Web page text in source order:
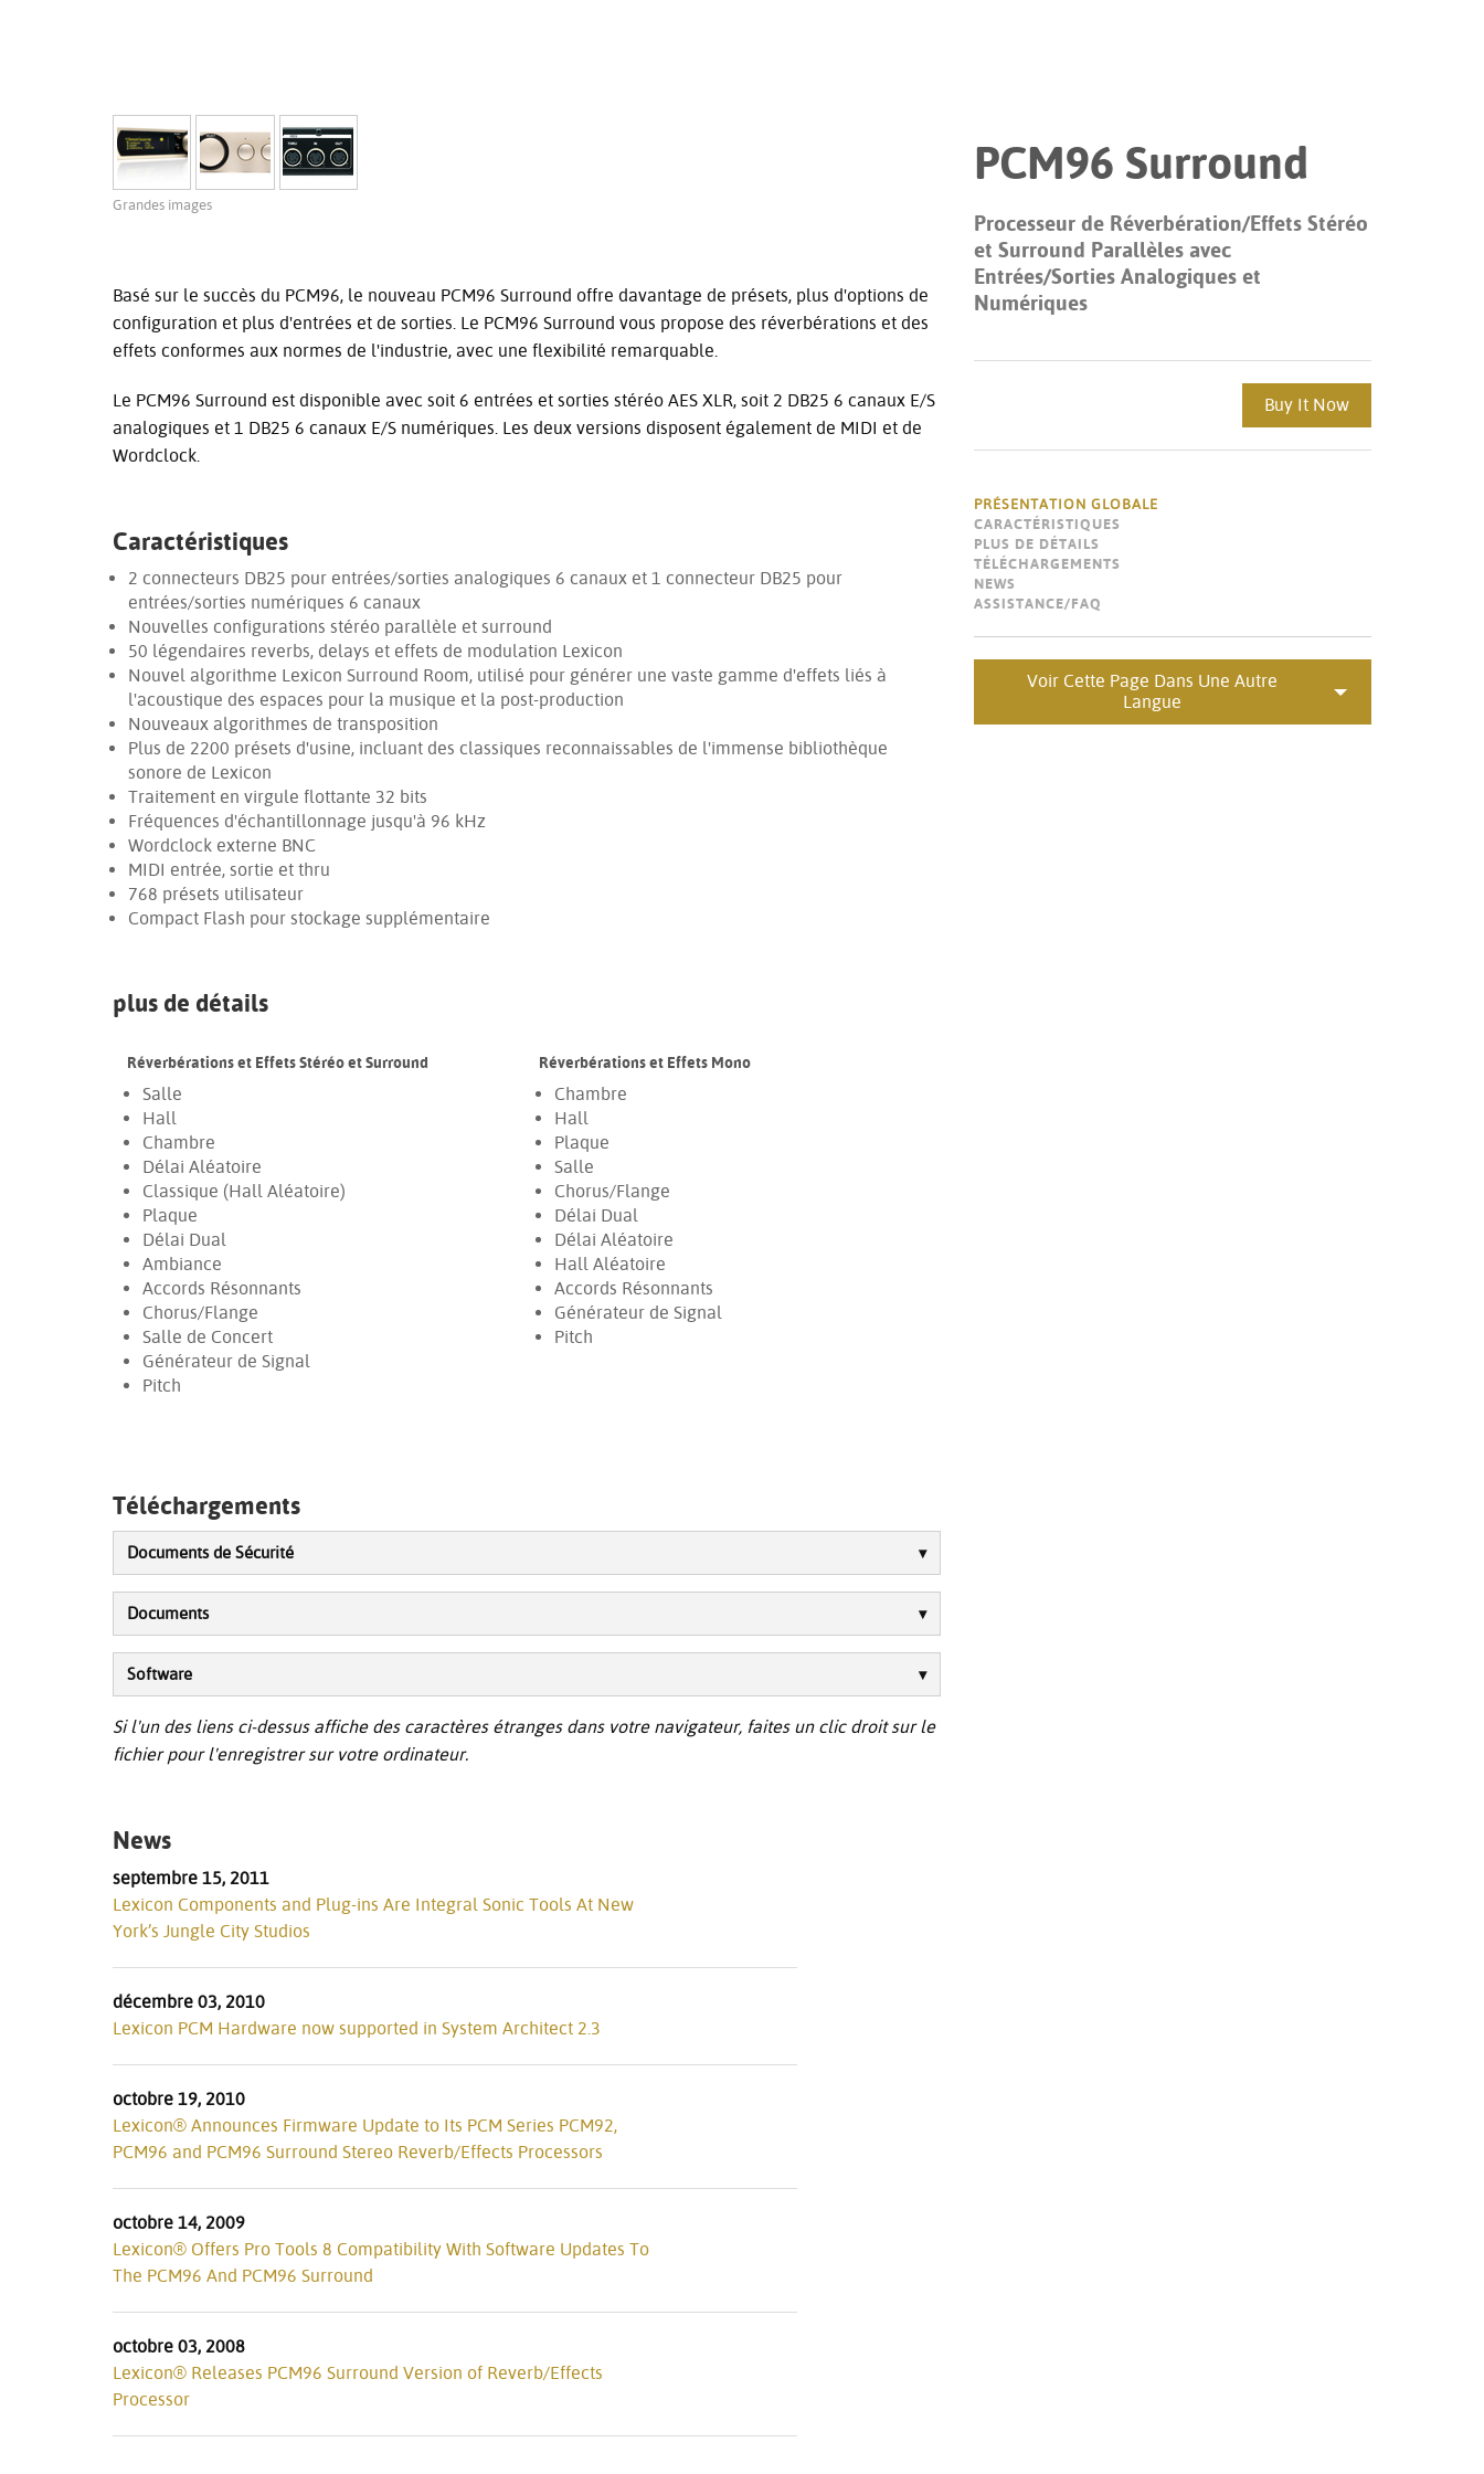
Grandes images
Basé sur le succès du PCM96, le nouveau PCM96 Surround offre davantage de présets, plus d'options de
configuration et plus d'entrées et de sorties. Le PCM96 Surround vous propose des réverbérations et des
effets conformes aux normes de l'industrie, avec une flexibilité remarquable.
Le PCM96 Surround est disponible avec soit 6 entrées et sorties stéréo AES XLR, soit 2 DB25 6 canaux E/S
analogiques et 1 DB25 6 canaux E/S numériques. Les deux versions disposent également de MIDI et de
Wordclock.
Caractéristiques
2 connecteurs DB25 pour entrées/sorties analogiques 6 canaux et 1 connecteur DB25 pour
entrées/sorties numériques 6 canaux
Nouvelles configurations stéréo parallèle et surround
50 légendaires reverbs, delays et effets de modulation Lexicon
Nouvel algorithme Lexicon Surround Room, utilisé pour générer une vaste gamme d'effets liés à
l'acoustique des espaces pour la musique et la post-production
Nouveaux algorithmes de transposition
Plus de 2200 présets d'usine, incluant des classiques reconnaissables de l'immense bibliothèque
sonore de Lexicon
Traitement en virgule flottante 32 bits
Fréquences d'échantillonnage jusqu'à 96 kHz
Wordclock externe BNC
MIDI entrée, sortie et thru
768 présets utilisateur
Compact Flash pour stockage supplémentaire
plus de détails
Réverbérations et Effets Stéréo et Surround
Salle
Hall
Chambre
Délai Aléatoire
Classique (Hall Aléatoire)
Plaque
Délai Dual
Ambiance
Accords Résonnants
Chorus/Flange
Salle de Concert
Générateur de Signal
Pitch
Réverbérations et Effets Mono
Chambre
Hall
Plaque
Salle
Chorus/Flange
Délai Dual
Délai Aléatoire
Hall Aléatoire
Accords Résonnants
Générateur de Signal
Pitch
Téléchargements
Documents de Sécurité
Documents
Software
Si l'un des liens ci-dessus affiche des caractères étranges dans votre navigateur, faites un clic droit sur le
fichier pour l'enregistrer sur votre ordinateur.
News
septembre 15, 2011
Lexicon Components and Plug-ins Are Integral Sonic Tools At New
York’s Jungle City Studios
décembre 03, 2010
Lexicon PCM Hardware now supported in System Architect 2.3
octobre 19, 2010
Lexicon® Announces Firmware Update to Its PCM Series PCM92,
PCM96 and PCM96 Surround Stereo Reverb/Effects Processors
octobre 14, 2009
Lexicon® Offers Pro Tools 8 Compatibility With Software Updates To
The PCM96 And PCM96 Surround
octobre 03, 2008
Lexicon® Releases PCM96 Surround Version of Reverb/Effects
Processor
PCM96 Surround
Processeur de Réverbération/Effets Stéréo
et Surround Parallèles avec
Entrées/Sorties Analogiques et
Numériques
Buy It Now
PRÉSENTATION GLOBALE
CARACTÉRISTIQUES
PLUS DE DÉTAILS
TÉLÉCHARGEMENTS
NEWS
ASSISTANCE/FAQ
Voir Cette Page Dans Une Autre
Langue